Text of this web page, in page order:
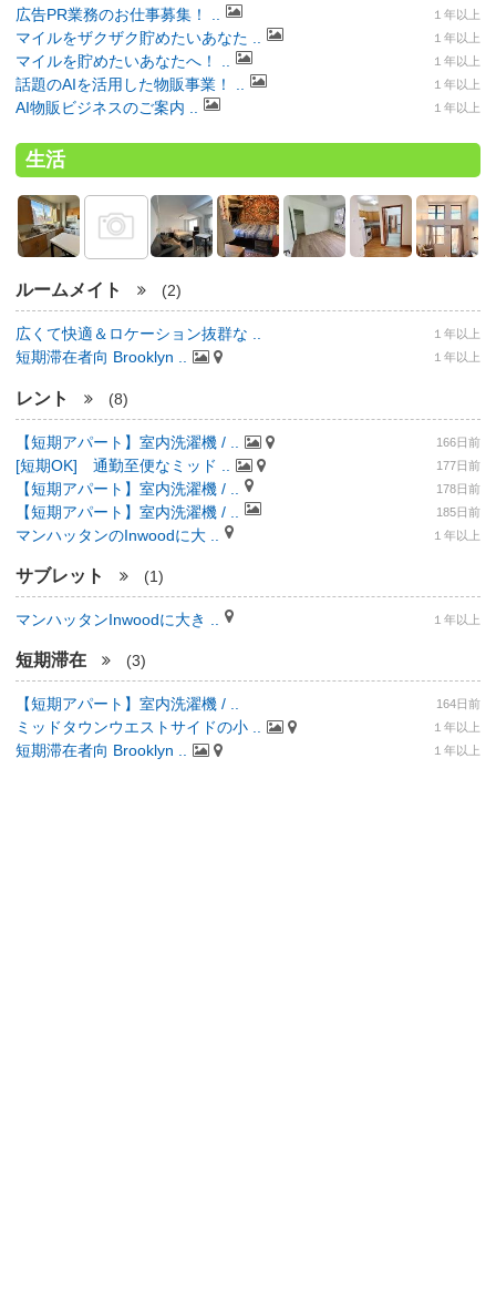
広告PR業務のお仕事募集！ .. １年以上
マイルをザクザク貯めたいあなた .. １年以上
マイルを貯めたいあなたへ！ .. １年以上
話題のAIを活用した物販事業！ .. １年以上
AI物販ビジネスのご案内 .. １年以上
生活
ルームメイト (2)
広くて快適＆ロケーション抜群な .. １年以上
短期滞在者向 Brooklyn .. １年以上
レント (8)
【短期アパート】室内洗濯機 / .. 166日前
[短期OK] 通勤至便なミッド .. 177日前
【短期アパート】室内洗濯機 / .. 178日前
【短期アパート】室内洗濯機 / .. 185日前
マンハッタンのInwoodに大 .. １年以上
サブレット (1)
マンハッタンInwoodに大き .. １年以上
短期滞在 (3)
【短期アパート】室内洗濯機 / .. 164日前
ミッドタウンウエストサイドの小 .. １年以上
短期滞在者向 Brooklyn .. １年以上